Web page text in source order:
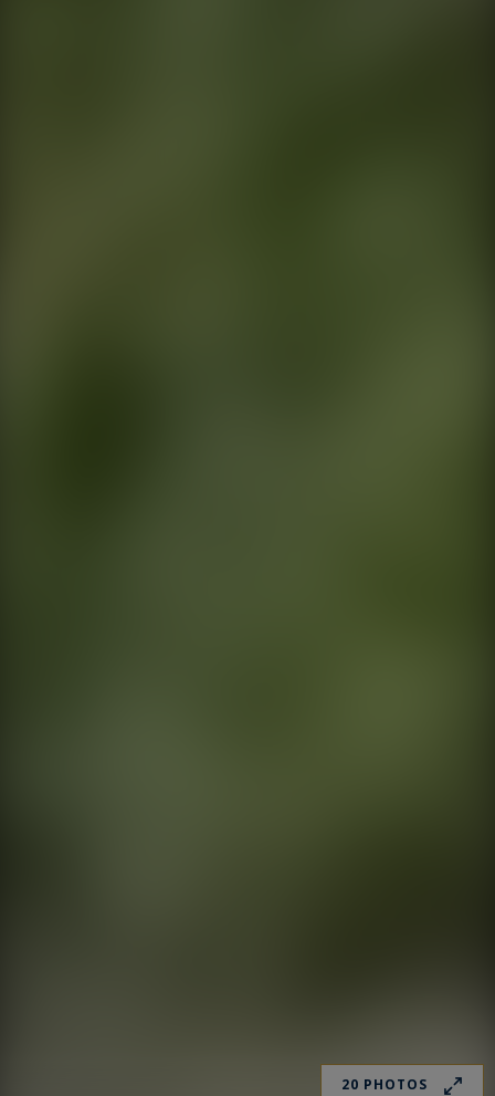
20 PHOTOS